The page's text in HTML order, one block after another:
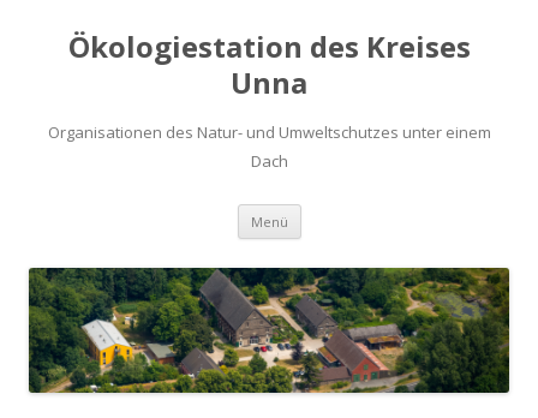
Ökologiestation des Kreises
Unna
Organisationen des Natur- und Umweltschutzes unter einem
Dach
Menü Zum
springen